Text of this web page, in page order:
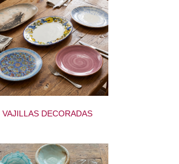
VAJILLAS DECORADAS